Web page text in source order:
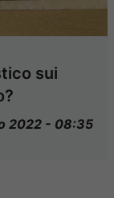
sui
2022 - 08:35